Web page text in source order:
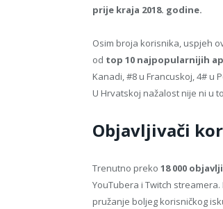
prije kraja 2018. godine.
Osim broja korisnika, uspjeh
od top 10 najpopularnijih
Kanadi, #8 u Francuskoj, 4# u
U Hrvatskoj nažalost nije ni u
Objavljivači
Trenutno preko 18 000
YouTubera i Twitch
pružanje boljeg korisničkog